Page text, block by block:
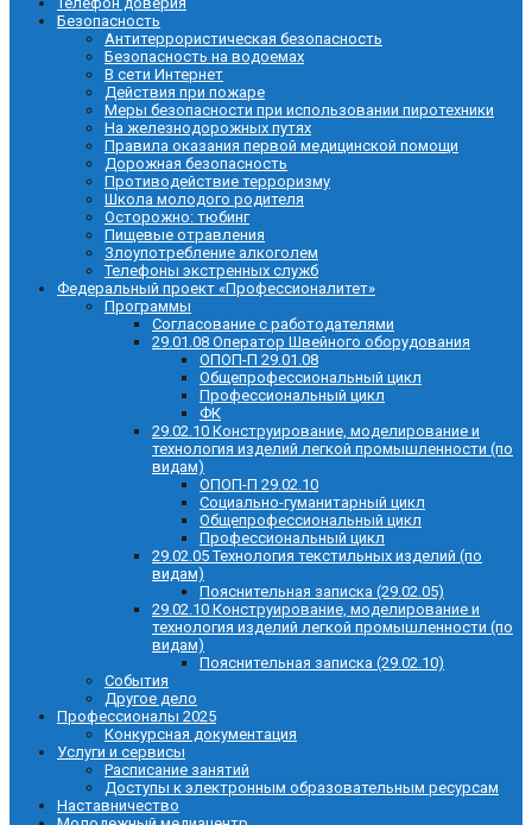
Безопасность
Антитеррористическая безопасность
Безопасность на водоемах
В сети Интернет
Действия при пожаре
Меры безопасности при использовании пиротехники
На железнодорожных путях
Правила оказания первой медицинской помощи
Дорожная безопасность
Противодействие терроризму
Школа молодого родителя
Осторожно: тюбинг
Пищевые отравления
Злоупотребление алкоголем
Телефоны экстренных служб
Федеральный проект «Профессионалитет»
Программы
Согласование с работодателями
29.01.08 Оператор Швейного оборудования
ОПОП-П 29.01.08
Общепрофессиональный цикл
Профессиональный цикл
ФК
29.02.10 Конструирование, моделирование и
технология изделий легкой промышленности (по
видам)
ОПОП-П 29.02.10
Социально-гуманитарный цикл
Общепрофессиональный цикл
Профессиональный цикл
29.02.05 Технология текстильных изделий (по
видам)
Пояснительная записка (29.02.05)
29.02.10 Конструирование, моделирование и
технология изделий легкой промышленности (по
видам)
Пояснительная записка (29.02.10)
События
Другое дело
Профессионалы 2025
Конкурсная документация
Услуги и сервисы
Расписание занятий
Доступы к электронным образовательным ресурсам
Наставничество